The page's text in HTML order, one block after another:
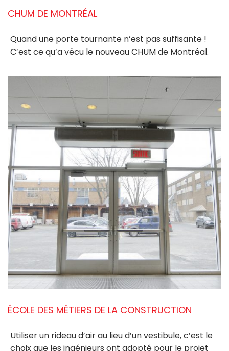
CHUM DE MONTRÉAL
Quand une porte tournante n’est pas suffisante !
C’est ce qu’a vécu le nouveau CHUM de Montréal.
ÉCOLE DES MÉTIERS DE LA CONSTRUCTION
Utiliser un rideau d’air au lieu d’un vestibule, c’est le
choix que les ingénieurs ont adopté pour le projet